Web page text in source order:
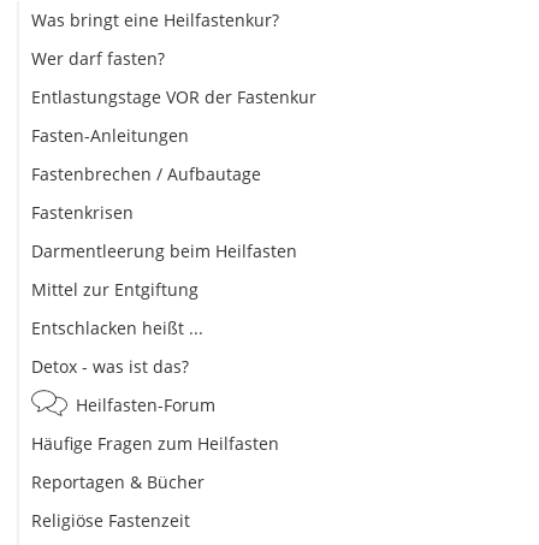
Was bringt eine Heilfastenkur?
Wer darf fasten?
Entlastungstage VOR der Fastenkur
Fasten-Anleitungen
Fastenbrechen / Aufbautage
Fastenkrisen
Darmentleerung beim Heilfasten
Mittel zur Entgiftung
Entschlacken heißt ...
Detox - was ist das?
Heilfasten-Forum
Häufige Fragen zum Heilfasten
Reportagen & Bücher
Religiöse Fastenzeit